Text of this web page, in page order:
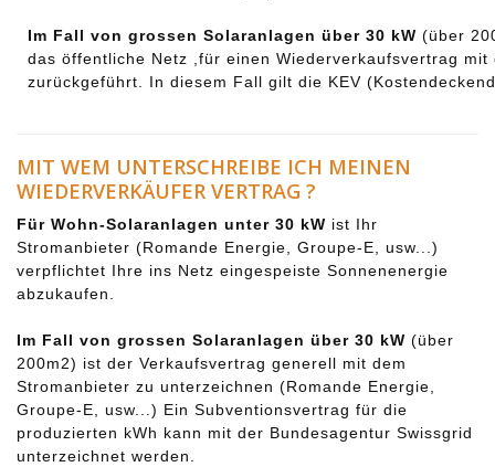
Im Fall von grossen Solaranlagen über 30 kW (über
das öffentliche Netz ,für einen Wiederverkaufsvertrag mit
zurückgeführt. In diesem Fall gilt die KEV
MIT WEM UNTERSCHREIBE ICH MEINEN
WIEDERVERKÄUFER VERTRAG ?
Für Wohn-Solaranlagen unter 30 kW ist Ihr
Stromanbieter (Romande Energie, Groupe-E, usw...)
verpflichtet Ihre ins Netz eingespeiste Sonnenenergie
abzukaufen.
Im Fall von grossen Solaranlagen über 30 kW (über
200m2) ist der Verkaufsvertrag generell mit dem
Stromanbieter zu unterzeichnen (Romande Energie,
Groupe-E, usw...) Ein Subventionsvertrag für die
produzierten kWh kann mit der Bundesagentur Swissgrid
unterzeichnet werden.